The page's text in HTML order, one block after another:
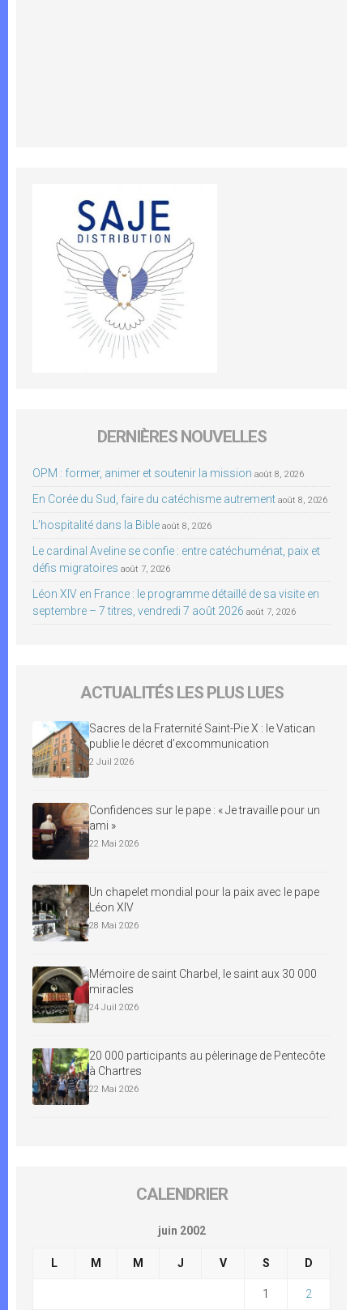
DERNIÈRES NOUVELLES
OPM : former, animer et soutenir la mission août 8, 2026
En Corée du Sud, faire du catéchisme autrement août 8, 2026
L’hospitalité dans la Bible août 8, 2026
Le cardinal Aveline se confie : entre catéchuménat, paix et
défis migratoires août 7, 2026
Léon XIV en France : le programme détaillé de sa visite en
septembre – 7 titres, vendredi 7 août 2026 août 7, 2026
ACTUALITÉS LES PLUS LUES
Sacres de la Fraternité Saint-Pie X : le Vatican
publie le décret d’excommunication
2 Juil 2026
Confidences sur le pape : « Je travaille pour un
ami »
22 Mai 2026
Un chapelet mondial pour la paix avec le pape
Léon XIV
28 Mai 2026
Mémoire de saint Charbel, le saint aux 30 000
miracles
24 Juil 2026
20 000 participants au pèlerinage de Pentecôte
à Chartres
22 Mai 2026
CALENDRIER
juin 2002
L M M J V S D
1 2